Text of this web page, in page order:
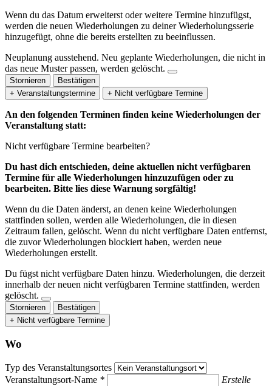
Wenn du das Datum erweiterst oder weitere Termine hinzufügst,
werden die neuen Wiederholungen zu deiner Wiederholungsserie
hinzugefügt, ohne die bereits erstellten zu beeinflussen.
Neuplanung ausstehend. Neu geplante Wiederholungen, die nicht in
das neue Muster passen, werden gelöscht.
Stornieren
Bestätigen
+ Veranstaltungstermine
+ Nicht verfügbare Termine
An den folgenden Terminen finden keine Wiederholungen der
Veranstaltung statt:
Nicht verfügbare Termine bearbeiten?
Du hast dich entschieden, deine aktuellen nicht verfügbaren
Termine für alle Wiederholungen hinzuzufügen oder zu
bearbeiten. Bitte lies diese Warnung sorgfältig!
Wenn du die Daten änderst, an denen keine Wiederholungen
stattfinden sollen, werden alle Wiederholungen, die in diesen
Zeitraum fallen, gelöscht. Wenn du nicht verfügbare Daten entfernst,
die zuvor Wiederholungen blockiert haben, werden neue
Wiederholungen erstellt.
Du fügst nicht verfügbare Daten hinzu. Wiederholungen, die derzeit
innerhalb der neuen nicht verfügbaren Termine stattfinden, werden
gelöscht.
Stornieren
Bestätigen
+ Nicht verfügbare Termine
Wo
Typ des Veranstaltungsortes
Veranstaltungsort-Name *
Erstelle